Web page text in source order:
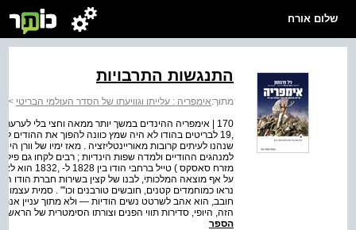
שלום אורח
התנגשות התרבויות
מתוך:אימפריה : עלייתו וגוויעתו של הסדר העולמי הבריטי >
170 | אימפריה ההינדים במשך יותר ממאה וחצי בלי
,19 לבריטים בהודו לא היה שמץ כוונה להפוך את
שנהנו לעיתים קרובות מאוריינטליזציה . מאז ימיו של וורן
מזרח סאסקס
על אף מוצאה המלכותי, לבנו של קצין בשירות חברת הודו
נראו כמוחמדים קטנים, חובשים טורבנים וכו'" . סמית
חובב, הוא אהב לשרטט נשים הודיות — ולא מתוך עניין
הזה, היופי, סדירות תווי הפנים וצורתו הסימטרית של
הספר